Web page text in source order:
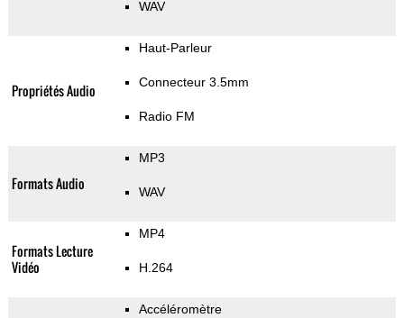
WAV
Propriétés Audio
Haut-Parleur
Connecteur 3.5mm
Radio FM
Formats Audio
MP3
WAV
Formats Lecture
Vidéo
MP4
H.264
Accéléromètre